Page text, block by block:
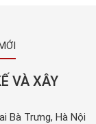
VÀ XÂY
Bà Trưng, Hà Nội